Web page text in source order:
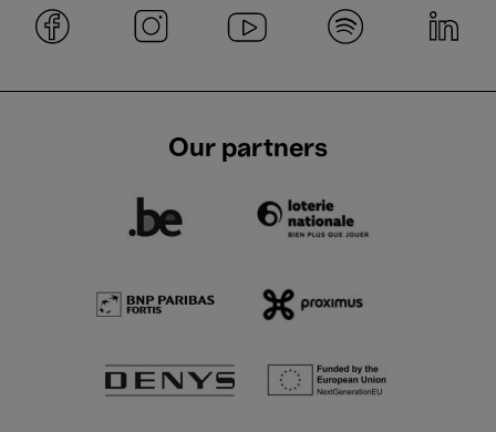
Our partners